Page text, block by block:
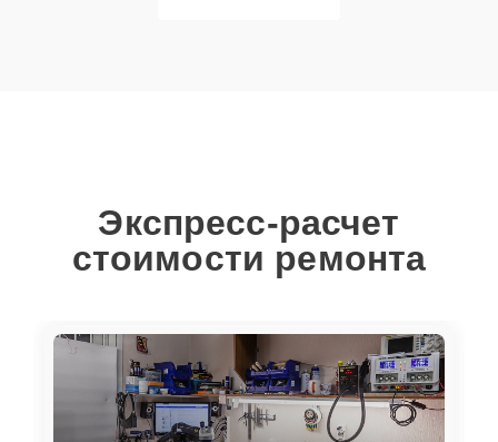
Экспресс-расчет
стоимости ремонта